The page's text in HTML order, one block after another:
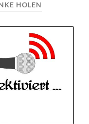
HOLEN